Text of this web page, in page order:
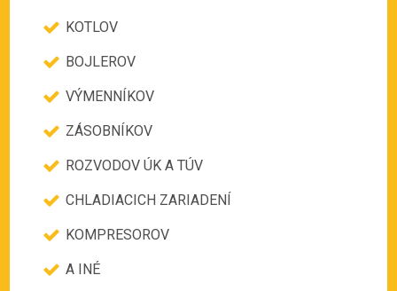
KOTLOV
BOJLEROV
VÝMENNÍKOV
ZÁSOBNÍKOV
ROZVODOV ÚK A TÚV
CHLADIACICH ZARIADENÍ
KOMPRESOROV
A INÉ